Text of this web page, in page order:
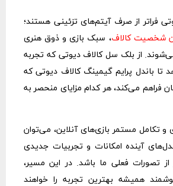
فراتر از صرف آیتم‌های تزئینی هستند؛
شخصیت کالاف، سبک بازی و ذوق هنری
از بلک سل کالاف دیوتی که تجربه
تا باندل پرایم گیمینگ کالاف دیوتی که
فراهم می‌کند، هر کدام مزایای منحصر به
و تکامل مستمر بازی‌های آنلاین، می‌توان
آینده امکانات و تجربیات جدیدی
از تصورات فعلی ما باشد. در این مسیر،
همیشه بهترین تجربه را خواهند